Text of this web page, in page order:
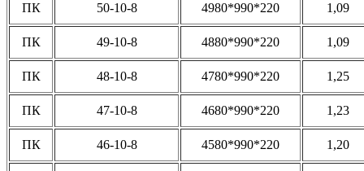
ПК 50-10-8 4980*990*220 1,09
ПК 49-10-8 4880*990*220 1,09
ПК 48-10-8 4780*990*220 1,25
ПК 47-10-8 4680*990*220 1,23
ПК 46-10-8 4580*990*220 1,20